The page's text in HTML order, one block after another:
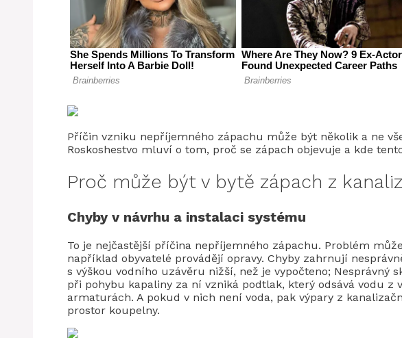
Příčin vzniku nepříjemného zápachu může být několik a ne
Roskoshestvo mluví o tom, proč se zápach objevuje a kde
Proč může být v bytě zápach z
Chyby v návrhu a instalaci systému
To je nejčastější příčina nepříjemného zápachu. Problém
například obyvatelé provádějí opravy. Chyby zahrnují
s výškou vodního uzávěru nižší, než je vypočteno; Nesprávný
při pohybu kapaliny za ní vzniká podtlak, který odsává vodu z
armaturách. A pokud v nich není voda, pak výpary z
prostor koupelny.